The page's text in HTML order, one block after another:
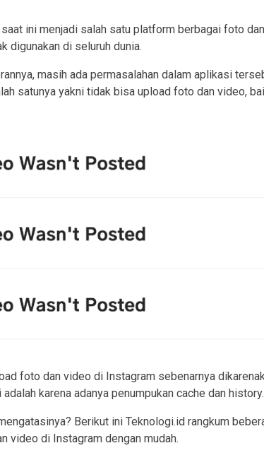
ini menjadi salah satu platform berbagai foto
digunakan di seluruh dunia.
masih ada permasalahan dalam aplikasi
satunya yakni tidak bisa upload foto dan video,
foto dan video di Instagram sebenarnya
karena adanya penumpukan cache dan history.
Berikut ini Teknologi.id rangkum
video di Instagram dengan mudah.